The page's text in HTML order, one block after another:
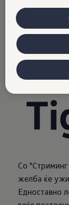
т
Со
желба ќе
Едноставно